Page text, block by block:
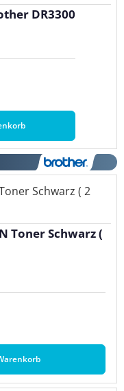
DR3300
Toner Schwarz (